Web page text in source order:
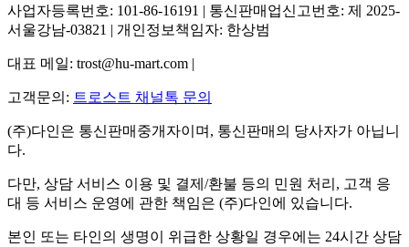
사업자등록번호: 101-86-16191 | 통신판매업신고번호: 제 2025-
서울강남-03821 | 개인정보책임자: 한상범
대표 메일: trost@hu-mart.com |
고객문의: 트로스트 채널톡 문의
(주)다인은 통신판매중개자이며, 통신판매의 당사자가 아닙니
다.
다만, 상담 서비스 이용 및 결제/환불 등의 민원 처리, 고객 응
대 등 서비스 운영에 관한 책임은 (주)다인에 있습니다.
본인 또는 타인의 생명이 위급한 상황일 경우에는 24시간 상담